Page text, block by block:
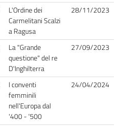
L'Ordine dei
Carmelitani Scalzi
a Ragusa
28/11/2023
La "Grande
questione" del re
D'Inghilterra
27/09/2023
I conventi
femminili
nell'Europa dal
'400 - '500
24/04/2024